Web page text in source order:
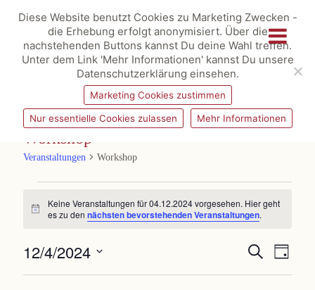
Workshop
Veranstaltungen Workshop
Veranstaltungen
04.12.2024
Hinweis
Keine Veranstaltungen für 04.12.2024 vorgesehen. Hier geht
es zu dennächsten bevorstehenden Veranstaltungen.
Veranstaltungen
Suche
Ansichten,
Suche
Tag
12/4/2024
wählen.
Diese Website benutzt Cookies zu Marketing Zwecken -
die Erhebung erfolgt anonymisiert. Über die
nachstehenden Buttons kannst Du deine Wahl treffen.
Unter dem Link 'Mehr Informationen' kannst Du unsere
Datenschutzerklärung einsehen.
Marketing Cookies zustimmen
Nur essentielle Cookies zulassen Mehr Informationen